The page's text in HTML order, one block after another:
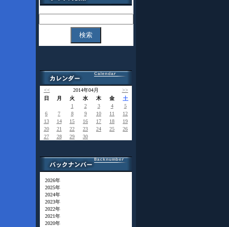
<< 2014年04月
>>
日
月 火 水 木 金 土
1 2 3 4
5
6
7 8 9 10 11
12
13
14 15 16 17 18
19
20
21 22 23 24 25
26
27
28 29 30
2026年
2025年
2024年
2023年
2022年
2021年
2020年